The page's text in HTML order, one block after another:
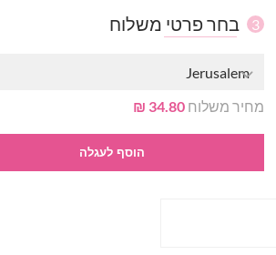
3 בחר פרטי משלוח
Jerusalem
מחיר משלוח 34.80 ₪
הוסף לעגלה